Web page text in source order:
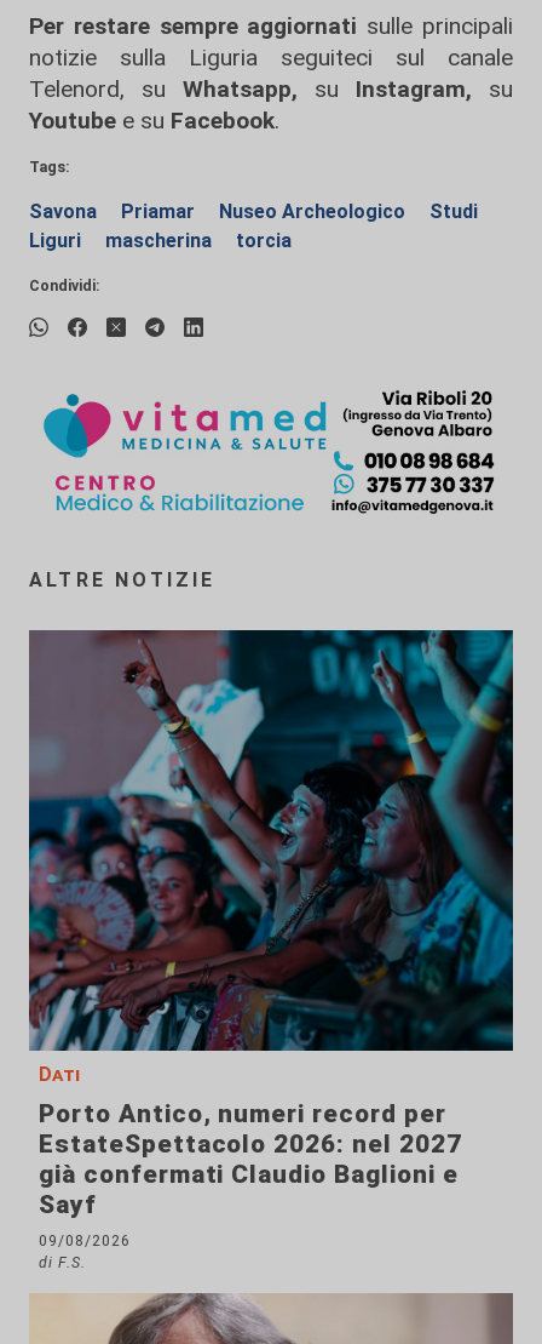
Per restare sempre aggiornati sulle principali
notizie sulla Liguria seguiteci sul canale
Telenord, su
Whatsapp, su Instagram, su
Youtube e su Facebook.
Tags:
Savona Priamar Nuseo Archeologico
Studi
Liguri
mascherina torcia
Condividi:
ALTRE NOTIZIE
Dati
Porto Antico, numeri record per
EstateSpettacolo 2026: nel 2027
già confermati Claudio Baglioni e
Sayf
09/08/2026
di F.S.